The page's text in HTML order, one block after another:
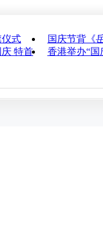
式
国庆节背《
特首
香港举办“